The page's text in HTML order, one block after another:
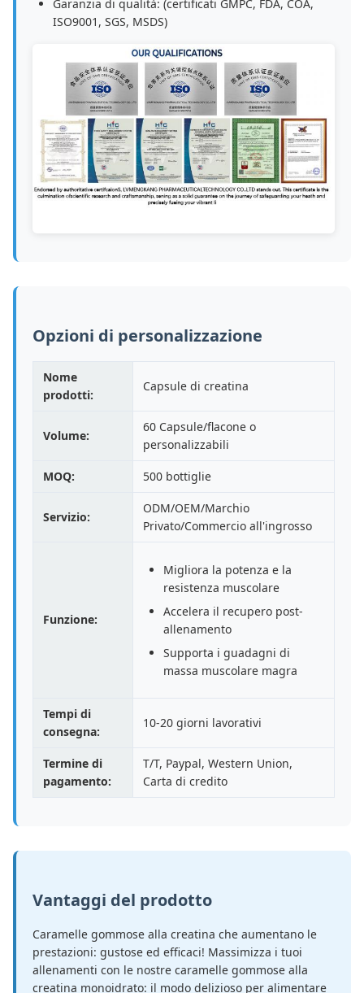
Garanzia di qualità: (certificati GMPC, FDA, COA,
ISO9001, SGS, MSDS)
Opzioni di personalizzazione
Nome
prodotti:
Capsule di creatina
Volume:
60 Capsule/flacone o
personalizzabili
MOQ: 500 bottiglie
Servizio:
ODM/OEM/Marchio
Privato/Commercio all'ingrosso
Funzione:
Migliora la potenza e la
resistenza muscolare
Accelera il recupero post-
allenamento
Supporta i guadagni di
massa muscolare magra
Tempi di
consegna:
10-20 giorni lavorativi
Termine di
pagamento:
T/T, Paypal, Western Union,
Carta di credito
Vantaggi del prodotto
Caramelle gommose alla creatina che aumentano le
prestazioni: gustose ed efficaci! Massimizza i tuoi
allenamenti con le nostre caramelle gommose alla
creatina monoidrato: il modo delizioso per alimentare